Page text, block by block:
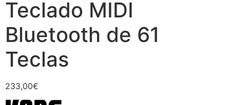
Teclado MIDI
Bluetooth de 61
Teclas
233,00€